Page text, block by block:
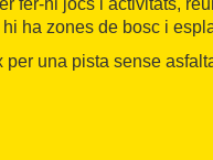
fer-hi jocs i activitats,
ha zones de bosc i
una pista sense